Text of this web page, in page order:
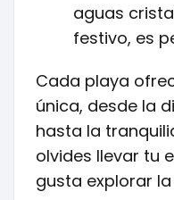
aguas
festivo, es
Cada playa
única, desde la
hasta la
olvides llevar tu
gusta explorar